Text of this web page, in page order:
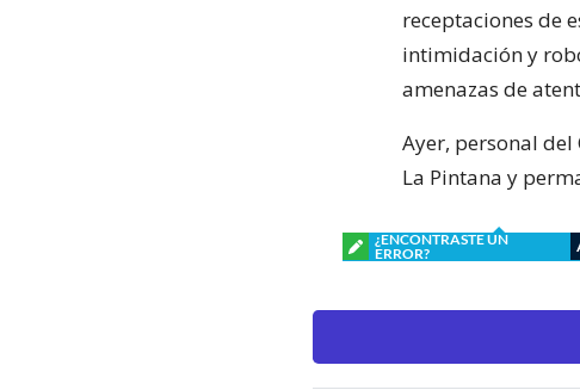
receptaciones de
intimidación y
amenazas de
Ayer, personal
La Pintana y
¿ENCONTRASTE UN
ERROR?